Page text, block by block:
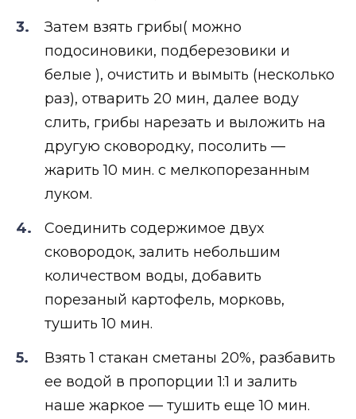
Затем взять грибы( можно
подосиновики, подберезовики и
белые ), очистить и вымыть (несколько
раз), отварить 20 мин, далее воду
слить, грибы нарезать и выложить на
другую сковородку, посолить —
жарить 10 мин. с мелкопорезанным
луком.
Соединить содержимое двух
сковородок, залить небольшим
количеством воды, добавить
порезаный картофель, морковь,
тушить 10 мин.
Взять 1 стакан сметаны 20%, разбавить
ее водой в пропорции 1:1 и залить
наше жаркое — тушить еще 10 мин.